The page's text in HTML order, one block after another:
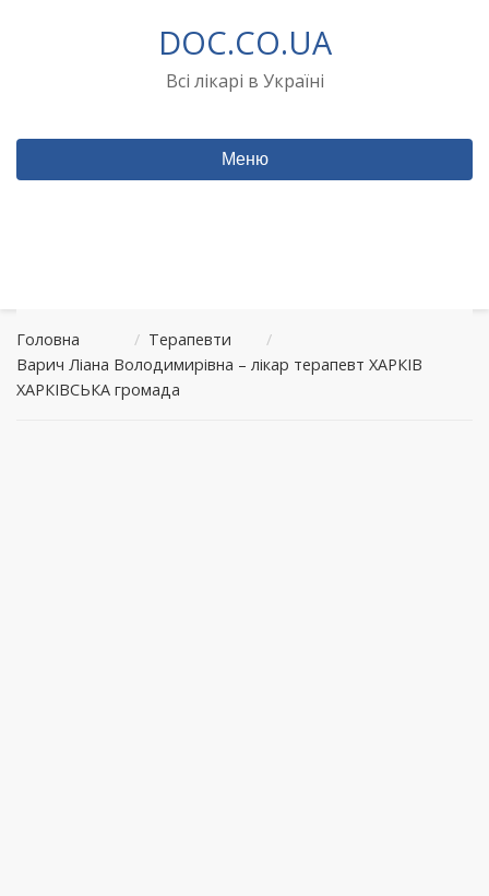
DOC.CO.UA
Всі лікарі в Україні
Меню
Головна / Терапевти
/
Варич Ліана Володимирівна – лікар терапевт ХАРКІВ
ХАРКІВСЬКА громада